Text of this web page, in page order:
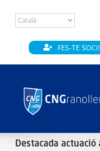
content
FES-TE SOCI!
Destacada actuació